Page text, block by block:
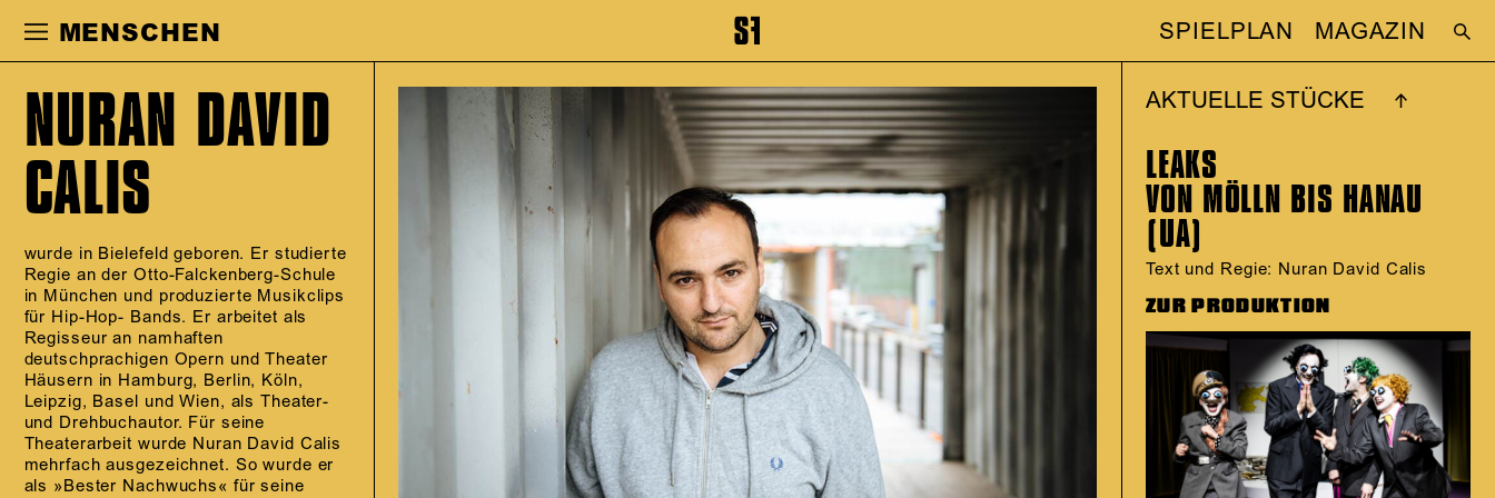
Zur Hauptnavigation springen Zum Footer springen
MENSCHEN SPIELPLAN MAGAZIN
NURAN DAVID
CALIS
wurde in Bielefeld geboren. Er studierte
Regie an der Otto-Falckenberg-Schule
in München und produzierte Musikclips
für Hip-Hop- Bands. Er arbeitet als
Regisseur an namhaften
deutschprachigen Opern und Theater
Häusern in Hamburg, Berlin, Köln,
Leipzig, Basel und Wien, als Theater-
und Drehbuchautor. Für seine
Theaterarbeit wurde Nuran David Calis
mehrfach ausgezeichnet. So wurde er
als »Bester Nachwuchs« für seine
AKTUELLE STÜCKE
LEAKS
VON MÖLLN BIS HANAU
(UA)
Text und Regie: Nuran David Calis
ZUR PRODUKTION